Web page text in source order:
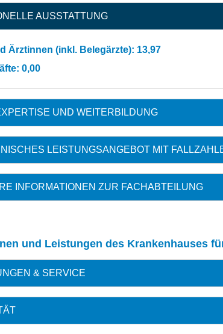
AUSSTATTUNG
Ärztinnen (inkl. Belegärzte): 13,97
0,00
UND WEITERBILDUNG
LEISTUNGSANGEBOT MIT
INFORMATIONEN ZUR FACHABTEILUNG
und Leistungen des Krankenhauses
& SERVICE